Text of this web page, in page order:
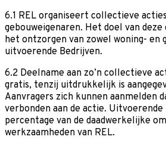
6.1 REL organiseert collectieve
gebouweigenaren. Het doel van
het ontzorgen van zowel woning- en
uitvoerende Bedrijven.
6.2 Deelname aan zo’n collectieve
gratis, tenzij uitdrukkelijk is
Aanvragers zich kunnen aanmelden
verbonden aan de actie.
percentage van de daadwerkelijke
werkzaamheden van REL.